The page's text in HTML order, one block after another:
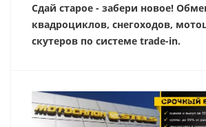
Сдай старое - забери новое!
квадроциклов, снегоходов,
скутеров по системе trade-in.